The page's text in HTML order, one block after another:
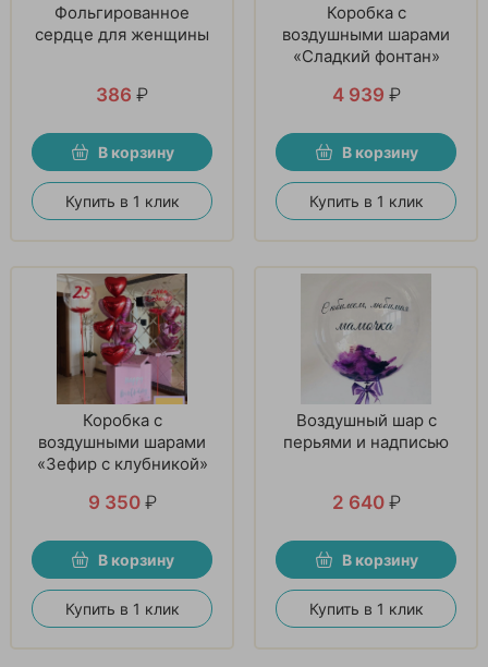
Фольгированное
сердце для женщины
386 ₽
В корзину
Купить в 1 клик
Коробка с
воздушными шарами
«Сладкий фонтан»
4 939 ₽
В корзину
Купить в 1 клик
Коробка с
воздушными шарами
«Зефир с клубникой»
9 350 ₽
В корзину
Купить в 1 клик
Воздушный шар с
перьями и надписью
2 640 ₽
В корзину
Купить в 1 клик